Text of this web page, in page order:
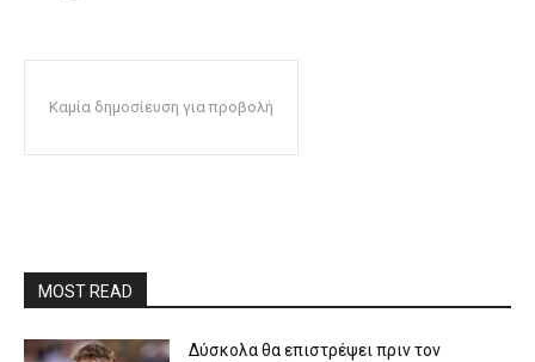
Καμία δημοσίευση για προβολή
MOST READ
Δύσκολα θα επιστρέψει πριν τον